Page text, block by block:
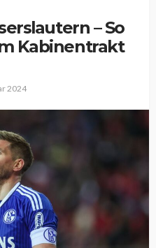
– So
Kabinentrakt
2024